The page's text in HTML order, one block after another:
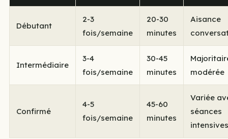
Débutant
2-3
fois/semaine
20-30
minutes
Aisance
Intermédiaire
3-4
fois/semaine
30-45
minutes
modérée
Confirmé
4-5
fois/semaine
45-60
minutes
Variée
séances
intensives